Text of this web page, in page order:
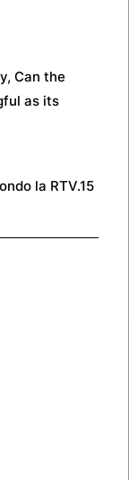
Can the
as its
la RTV.15